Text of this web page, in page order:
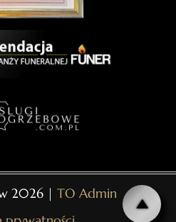
2026 | TO Admin